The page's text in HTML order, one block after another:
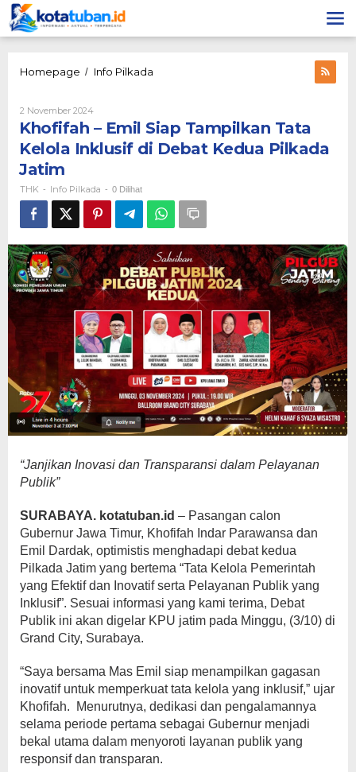
Lewati
ke
konten
Homepage / Info Pilkada
Tampilkan
Tata
Kelola
Debat
Kedua
Pilkada
Jatim
2 November 2024Oleh
THK
Khofifah – Emil Siap Tampilkan Tata
Kelola Inklusif di Debat Kedua Pilkada
Jatim
THK - Info Pilkada - 0 Dilihat
“Janjikan Inovasi dan Transparansi dalam Pelayanan
Publik”
SURABAYA. kotatuban.id – Pasangan calon
Gubernur Jawa Timur, Khofifah Indar Parawansa dan
Emil Dardak, optimistis menghadapi debat kedua
Pilkada Jatim yang bertema “Tata Kelola Pemerintah
yang Efektif dan Inovatif serta Pelayanan Publik yang
Inklusif”. Sesuai informasi yang kami terima, Debat
Publik ini akan digelar KPU jatim pada Minggu, (3/10) di
Grand City, Surabaya.
“Saya bersama Mas Emil siap menampilkan gagasan
inovatif untuk memperkuat tata kelola yang inklusif,” ujar
Khofifah. Menurutnya, dedikasi dan pengalamannya
selama periode pertama sebagai Gubernur menjadi
bekal utama dalam menyoroti layanan publik yang
responsif dan transparan.